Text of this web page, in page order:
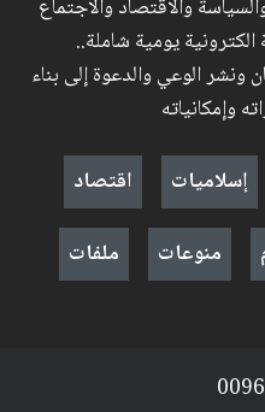
والاقتصاد والاجتماع
يومية شاملة..
الوعي والدعوة إلى بناء
وإمكانياته
إسلاميات
اقتصاد
منوعات ملفات